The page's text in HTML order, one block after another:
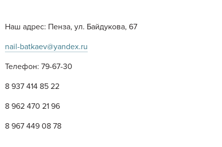
Наш адрес: Пенза, ул. Байдукова, 67
nail-batkaev@yandex.ru
Телефон: 79-67-30
8 937 414 85 22
8 962 470 21 96
8 967 449 08 78